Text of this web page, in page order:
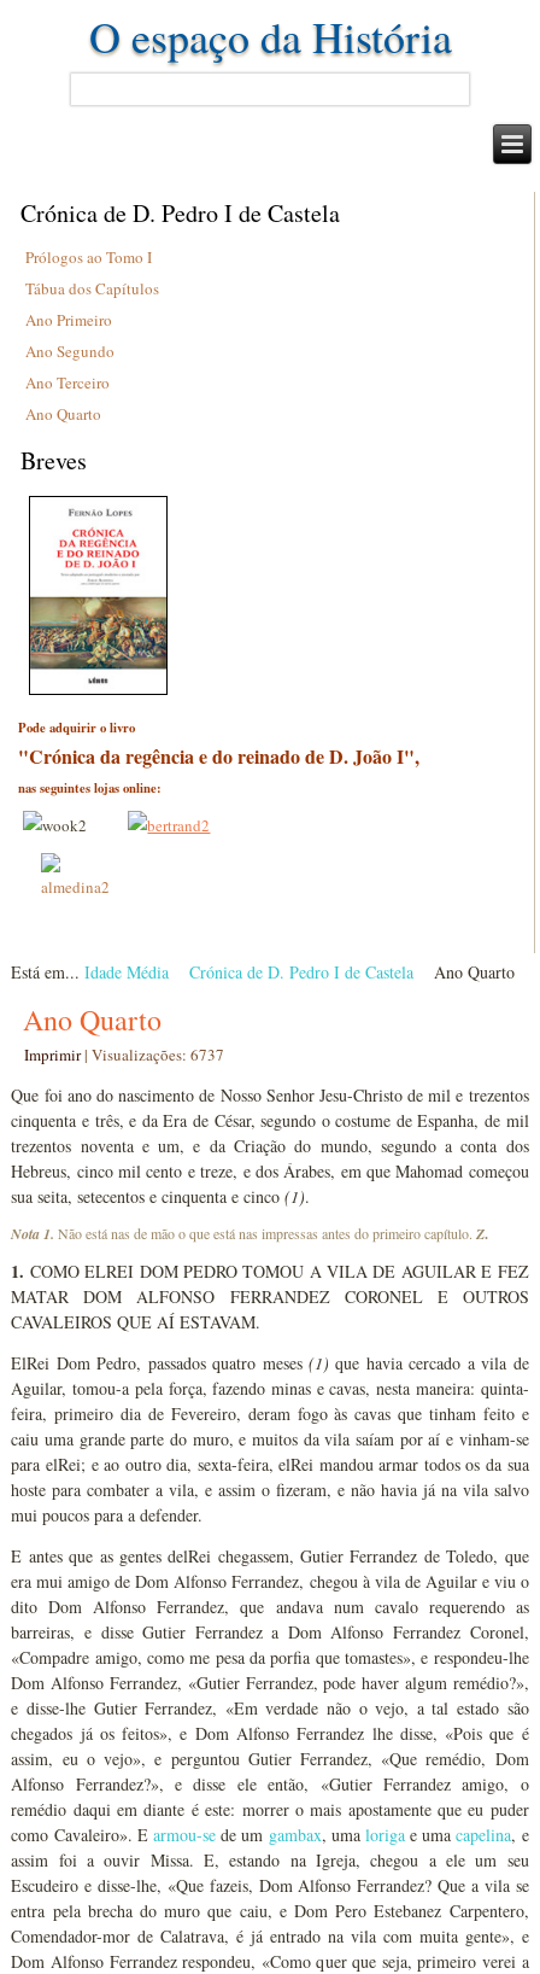
O espaço da História
Crónica de D. Pedro I de Castela
Prólogos ao Tomo I
Tábua dos Capítulos
Ano Primeiro
Ano Segundo
Ano Terceiro
Ano Quarto
Breves
Pode adquirir o livro
"Crónica da regência e do reinado de D. João I",
nas seguintes lojas online:
Está em...Idade Média Crónica de D. Pedro I de Castela Ano Quarto
Ano Quarto
Imprimir|Visualizações: 6737
Que foi ano do nascimento de Nosso Senhor Jesu-Christo de mil e trezentos
cinquenta e três, e da Era de César, segundo o costume de Espanha, de mil
trezentos noventa e um, e da Criação do mundo, segundo a conta dos
Hebreus, cinco mil cento e treze, e dos Árabes, em que Mahomad começou
sua seita, setecentos e cinquenta e cinco(1).
Nota 1. Não está nas de mão o que está nas impressas antes do primeiro capítulo.Z.
1. COMO ELREI DOM PEDRO TOMOU A VILA DE AGUILAR E FEZ
MATAR DOM ALFONSO FERRANDEZ CORONEL E OUTROS
CAVALEIROS QUE AÍ ESTAVAM.
ElRei Dom Pedro, passados quatro meses (1) que havia cercado a vila de
Aguilar, tomou-a pela força, fazendo minas e cavas, nesta maneira: quinta-
feira, primeiro dia de Fevereiro, deram fogo às cavas que tinham feito e
caiu uma grande parte do muro, e muitos da vila saíam por aí e vinham-se
para elRei; e ao outro dia, sexta-feira, elRei mandou armar todos os da sua
hoste para combater a vila, e assim o fizeram, e não havia já na vila salvo
mui poucos para a defender.
E antes que as gentes delRei chegassem, Gutier Ferrandez de Toledo, que
era mui amigo de Dom Alfonso Ferrandez, chegou à vila de Aguilar e viu o
dito Dom Alfonso Ferrandez, que andava num cavalo requerendo as
barreiras, e disse Gutier Ferrandez a Dom Alfonso Ferrandez Coronel,
«Compadre amigo, como me pesa da porfia que tomastes», e respondeu-lhe
Dom Alfonso Ferrandez, «Gutier Ferrandez, pode haver algum remédio?»,
e disse-lhe Gutier Ferrandez, «Em verdade não o vejo, a tal estado são
chegados já os feitos», e Dom Alfonso Ferrandez lhe disse, «Pois que é
assim, eu o vejo», e perguntou Gutier Ferrandez, «Que remédio, Dom
Alfonso Ferrandez?», e disse ele então, «Gutier Ferrandez amigo, o
remédio daqui em diante é este: morrer o mais apostamente que eu puder
como Cavaleiro». E armou-sede um gambax, uma lorigae umacapelina, e
assim foi a ouvir Missa. E, estando na Igreja, chegou a ele um seu
Escudeiro e disse-lhe, «Que fazeis, Dom Alfonso Ferrandez? Que a vila se
entra pela brecha do muro que caiu, e Dom Pero Estebanez Carpentero,
Comendador-mor de Calatrava, é já entrado na vila com muita gente», e
Dom Alfonso Ferrandez respondeu, «Como quer que seja, primeiro verei a